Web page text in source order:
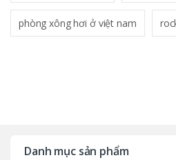
phòng xông hơi ở việt nam
Danh mục sản phẩm